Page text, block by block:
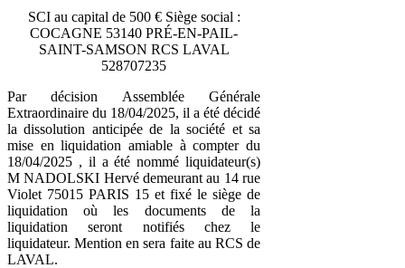
SCI au capital de 500 € Siège social :
COCAGNE 53140 PRÉ-EN-PAIL-
SAINT-SAMSON RCS LAVAL
528707235
Par décision Assemblée Générale
Extraordinaire du 18/04/2025, il a été décidé
la dissolution anticipée de la société et sa
mise en liquidation amiable à compter du
18/04/2025 , il a été nommé liquidateur(s)
M NADOLSKI Hervé demeurant au 14 rue
Violet 75015 PARIS 15 et fixé le siège de
liquidation où les documents de la
liquidation seront notifiés chez le
liquidateur. Mention en sera faite au RCS de
LAVAL.